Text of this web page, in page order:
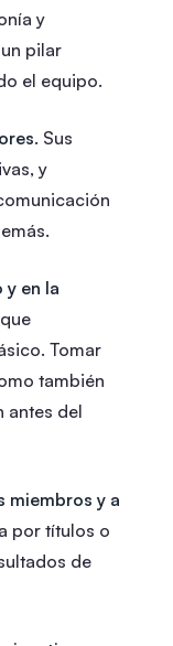
y
pilar
el equipo.
Sus
y
y en la
Tomar
también
antes del
miembros y a
por títulos o
de